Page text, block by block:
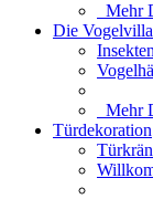
Mehr
Die Vogelvilla
Mehr
Türdekoration